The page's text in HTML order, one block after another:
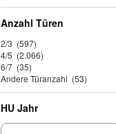
Anzahl Türen
2/3 (597)
4/5 (2.066)
6/7 (35)
Andere Türanzahl (53)
HU Jahr